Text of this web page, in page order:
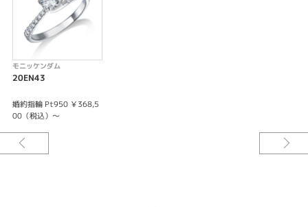
モニッケンダム
20EN43
婚約指輪 Pt950 ￥368,5
00（税込）～